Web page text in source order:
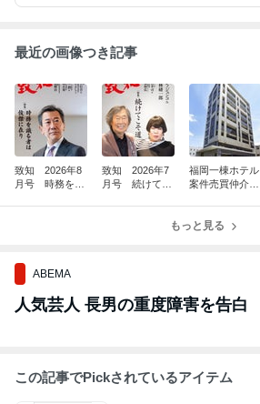
最近の画像つき記事
致知 2026年8
月号 時務を識
致知 2026年7
月号 続けてこ
福岡一棟ホテル
案件売買仲介完
もっと見る
ABEMA
人気芸人 長男の重度障害を告白
この記事でPickされているアイテム